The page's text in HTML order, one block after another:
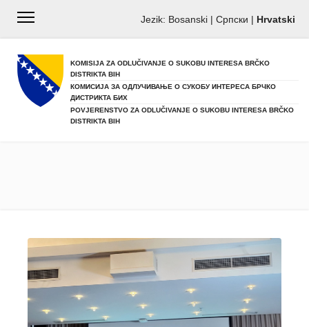
Jezik: Bosanski| Српски | Hrvatski
KOMISIJA ZA ODLUČIVANJE O SUKOBU INTERESA BRČKO
DISTRIKTA BIH
КОМИСИЈА ЗА ОДЛУЧИВАЊЕ О СУКОБУ ИНТЕРЕСА БРЧКО
ДИСТРИКТА БИХ
POVJERENSTVO ZA ODLUČIVANJE O SUKOBU INTERESA BRČKO
DISTRIKTA BIH